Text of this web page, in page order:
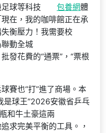
球等科技
包養網體
在，我的咖啡館正在承
衡壓力！我需要校
動全城
發花費的“通票”，“票根
賽也“打”進了商場。本
是球王”2026安徽省乒乓
和牛土豪這兩
求完美平衡的工具。，